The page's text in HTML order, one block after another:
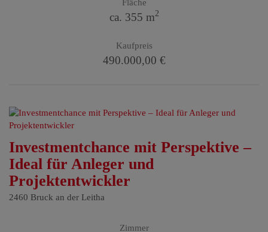
Fläche
ca. 355 m2
Kaufpreis
490.000,00 €
Investmentchance mit Perspektive –
Ideal für Anleger und
Projektentwickler
2460 Bruck an der Leitha
Zimmer